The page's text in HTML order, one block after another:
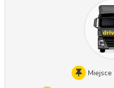
Miejsce